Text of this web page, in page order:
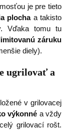
je pre tieto
plochaa takisto
. Vďaka tomu tu
záruku
diely).
ugrilovať a
v grilovacej
výkonné a vždy
grilovací rošt.